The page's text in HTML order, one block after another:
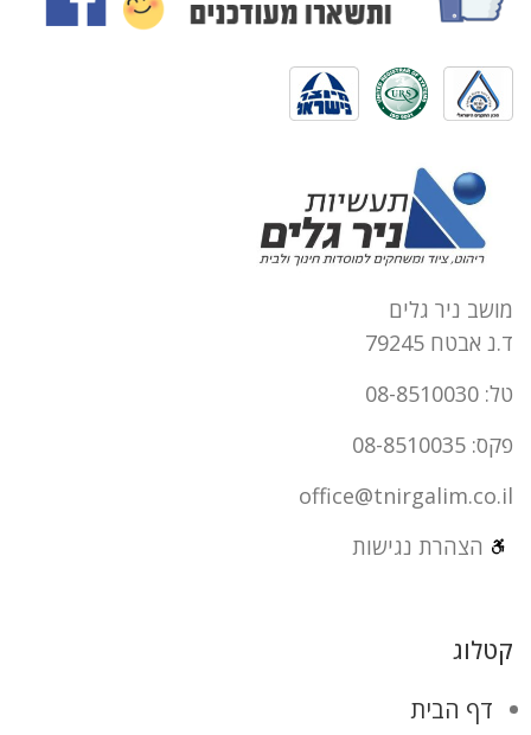
מושב ניר גלים
ד.נ אבטח 79245
טל: 08-8510030
פקס: 08-8510035
office@tnirgalim.co.il
הצהרת נגישות
קטלוג
דף הבית